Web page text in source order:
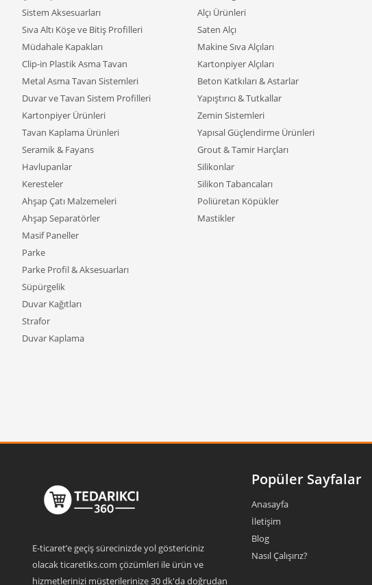
Sistem Aksesuarları
Sıva Altı Köşe ve Bitiş Profilleri
Müdahale Kapakları
Clip-in Plastik Asma Tavan
Metal Asma Tavan Sistemleri
Duvar ve Tavan Sistem Profilleri
Kartonpiyer Ürünleri
Tavan Kaplama Ürünleri
Seramik & Fayans
Havlupanlar
Keresteler
Ahşap Çatı Malzemeleri
Ahşap Separatörler
Masif Paneller
Parke
Parke Profil & Aksesuarları
Süpürgelik
Duvar Kağıtları
Strafor
Duvar Kaplama
Alçı Ürünleri
Saten Alçı
Makine Sıva Alçıları
Kartonpiyer Alçıları
Beton Katkıları & Astarlar
Yapıştırıcı & Tutkallar
Zemin Sistemleri
Yapısal Güçlendirme Ürünleri
Grout & Tamir Harçları
Silikonlar
Silikon Tabancaları
Poliüretan Köpükler
Mastikler
E-ticaret’e geçiş sürecinizde yol göstericiniz
olacak ticaretiks.com çözümleri ile ürün ve
hizmetlerinizi müşterilerinize 30 dk'da doğrudan
Popüler Sayfalar
Anasayfa
İletişim
Blog
Nasıl Çalışırız?